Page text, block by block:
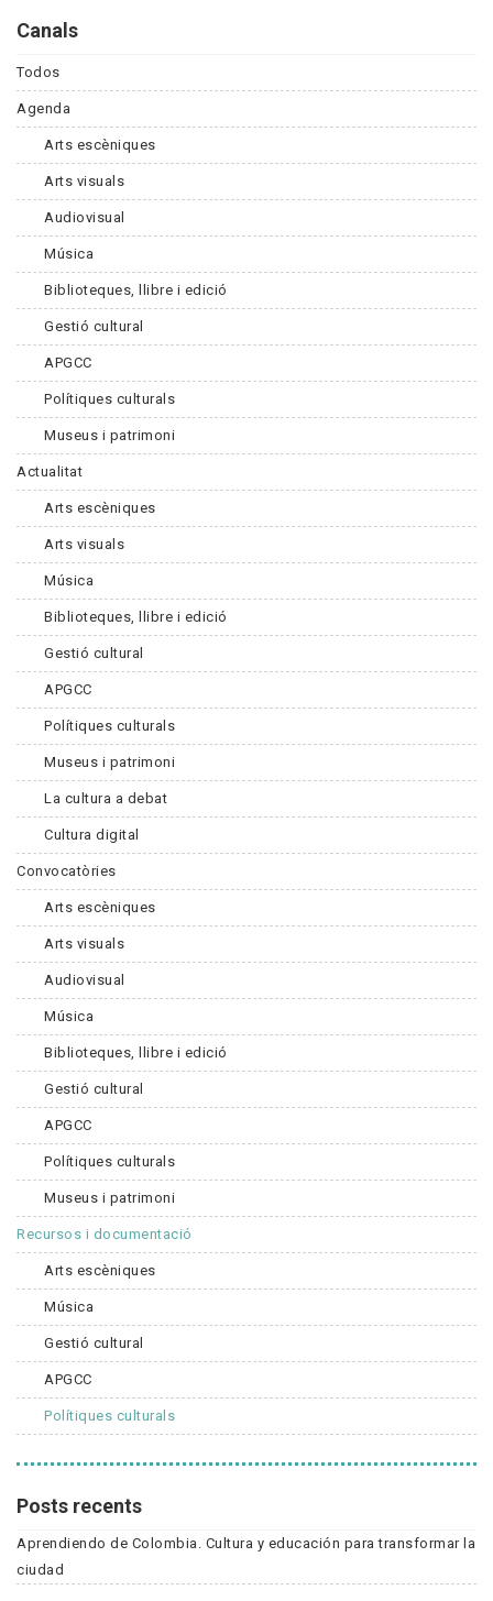
Canals
Todos
Agenda
Arts escèniques
Arts visuals
Audiovisual
Música
Biblioteques, llibre i edició
Gestió cultural
APGCC
Polítiques culturals
Museus i patrimoni
Actualitat
Arts escèniques
Arts visuals
Música
Biblioteques, llibre i edició
Gestió cultural
APGCC
Polítiques culturals
Museus i patrimoni
La cultura a debat
Cultura digital
Convocatòries
Arts escèniques
Arts visuals
Audiovisual
Música
Biblioteques, llibre i edició
Gestió cultural
APGCC
Polítiques culturals
Museus i patrimoni
Recursos i documentació
Arts escèniques
Música
Gestió cultural
APGCC
Polítiques culturals
Posts recents
Aprendiendo de Colombia. Cultura y educación para transformar la
ciudad